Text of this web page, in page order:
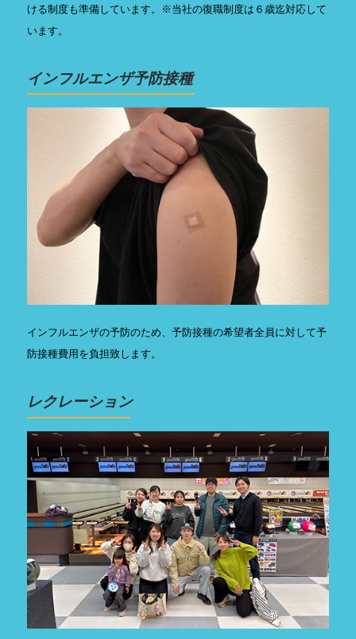
ける制度も準備しています。※当社の復職制度は６歳迄対応して
います。
インフルエンザ予防接種
インフルエンザの予防のため、予防接種の希望者全員に対して予
防接種費用を負担致します。
レクレーション